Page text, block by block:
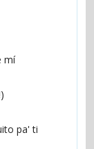
mí
pa' ti